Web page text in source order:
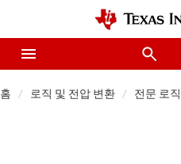
홈 로직 및 전압 변환 전문 로